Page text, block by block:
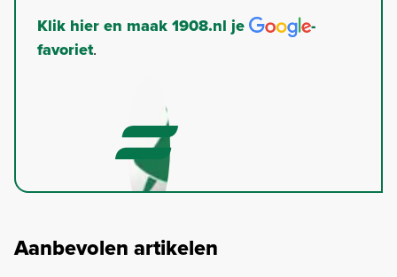
Klik hier en maak 1908.nl je
-
favoriet.
Aanbevolen artikelen